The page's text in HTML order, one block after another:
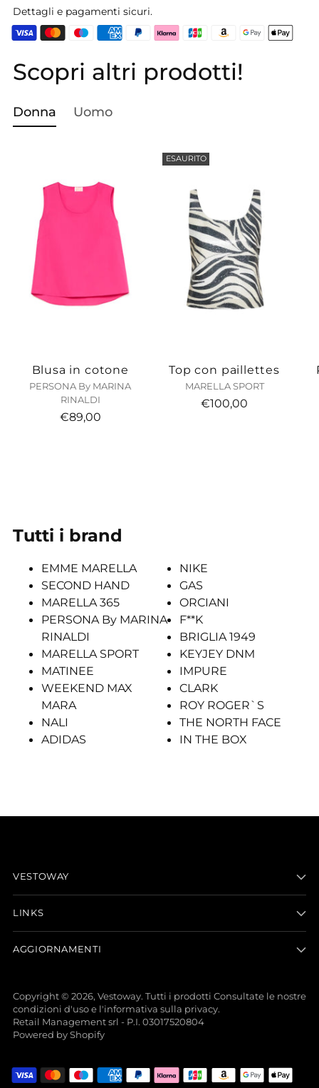
Dettagli e pagamenti sicuri.
Aggiungere
un
al
Scopri altri prodotti!
Donna Uomo
Blusa in cotone
PERSONA By MARINA
RINALDI
€89,00
ESAURITO
Top con paillettes
MARELLA SPORT
€100,00
Tutti i brand
EMME MARELLA
SECOND HAND
MARELLA 365
PERSONA By MARINA
RINALDI
MARELLA SPORT
MATINEE
WEEKEND MAX
MARA
NALI
ADIDAS
NIKE
GAS
ORCIANI
F**K
BRIGLIA 1949
KEYJEY DNM
IMPURE
CLARK
ROY ROGER`S
THE NORTH FACE
IN THE BOX
VESTOWAY
LINKS
AGGIORNAMENTI
Copyright © 2026, Vestoway. Tutti i prodotti Consultate le nostre
condizioni d'uso e l'informativa sulla privacy.
Retail Management srl - P.I. 03017520804
Powered by Shopify